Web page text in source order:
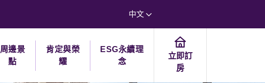
中文
周邊景
點
肯定與榮
耀
ESG永續理
念
立即訂
房